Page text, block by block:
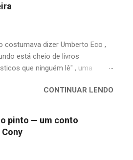
costumava dizer Umberto Eco ,
está cheio de livros
que ninguém lê" , uma
falamos de clássicos da
brasileiros, somos forçados
avaliação burocrática na escola e
adquirindo uma certa
a determinado livro ou autor
CONTINUAR LENDO
o pinto — um conto